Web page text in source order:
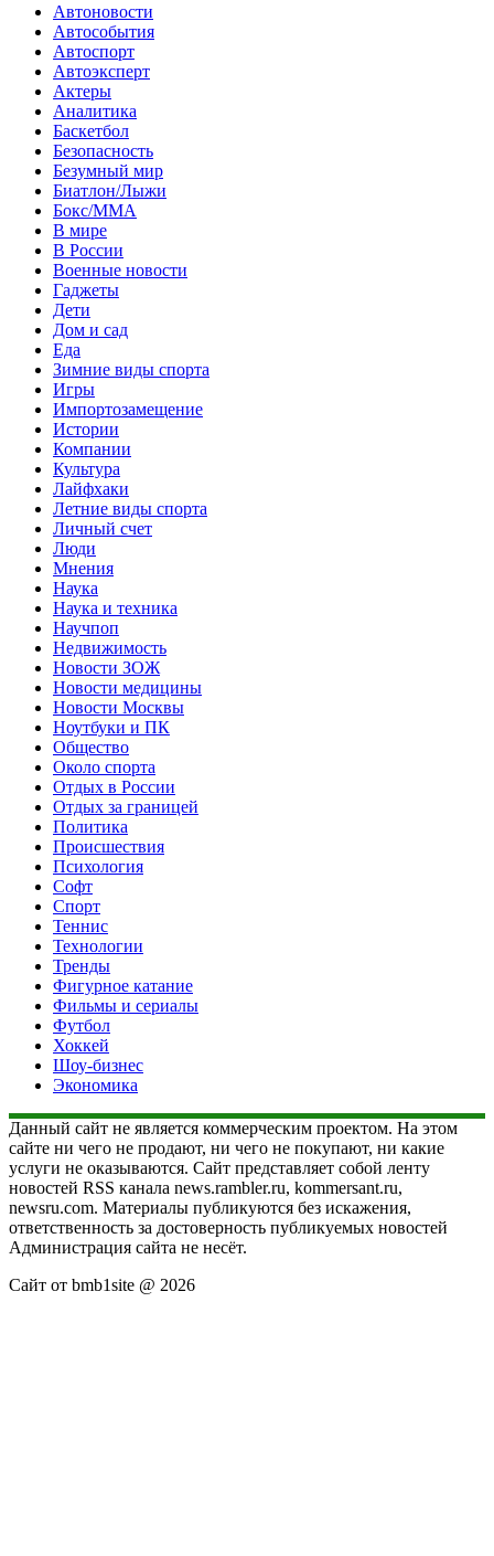
Автоновости
Автособытия
Автоспорт
Автоэксперт
Актеры
Аналитика
Баскетбол
Безопасность
Безумный мир
Биатлон/Лыжи
Бокс/MMA
В мире
В России
Военные новости
Гаджеты
Дети
Дом и сад
Еда
Зимние виды спорта
Игры
Импортозамещение
Истории
Компании
Культура
Лайфхаки
Летние виды спорта
Личный счет
Люди
Мнения
Наука
Наука и техника
Научпоп
Недвижимость
Новости ЗОЖ
Новости медицины
Новости Москвы
Ноутбуки и ПК
Общество
Около спорта
Отдых в России
Отдых за границей
Политика
Происшествия
Психология
Софт
Спорт
Теннис
Технологии
Тренды
Фигурное катание
Фильмы и сериалы
Футбол
Хоккей
Шоу-бизнес
Экономика
Данный сайт не является коммерческим проектом. На этом
сайте ни чего не продают, ни чего не покупают, ни какие
услуги не оказываются. Сайт представляет собой ленту
новостей RSS канала news.rambler.ru, kommersant.ru,
newsru.com. Материалы публикуются без искажения,
ответственность за достоверность публикуемых новостей
Администрация сайта не несёт.
Сайт от bmb1site @ 2026